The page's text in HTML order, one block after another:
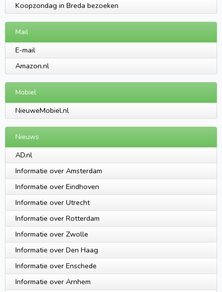
Koopzondag in Breda bezoeken
Mail
E-mail
Amazon.nl
Mobiel
NieuweMobiel.nl
Nieuws
AD.nl
Informatie over Amsterdam
Informatie over Eindhoven
Informatie over Utrecht
Informatie over Rotterdam
Informatie over Zwolle
Informatie over Den Haag
Informatie over Enschede
Informatie over Arnhem